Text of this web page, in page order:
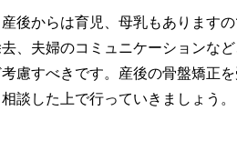
後からは育児、母乳もあります
、夫婦のコミュニケーションな
慮すべきです。産後の骨盤矯正
談した上で行っていきましょう。